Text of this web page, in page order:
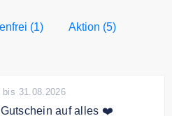
(1) Aktion (5)
bis 31.08.2026
Gutschein auf alles ❤️